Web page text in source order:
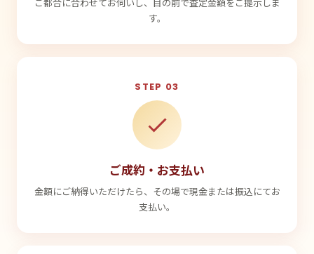
す。
STEP 03
ご成約・お支払い
金額にご納得いただけたら、その場で現金または振込にてお
支払い。